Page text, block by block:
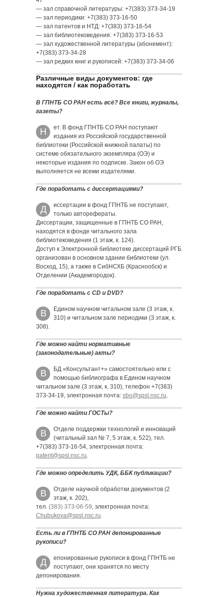
— зал справочной литературы: +7(383) 373-34-19
— зал периодики: +7(383) 373-16-50
— зал патентов и НТД: +7(383) 373-16-54
— зал библиотековедения: +7(383) 373-16-53
— зал художественной литературы (абонемент):
+7(383) 373-34-28
— зал редких книг и рукописей: +7(383) 373-34-06
Различные виды документов: где
находятся / как поработать
В ГПНТБ СО РАН есть всё? Все книги, журналы,
газеты?
Н
ет. В фонд ГПНТБ СО РАН поступают
издания из Российской государственной
библиотеки (Российской книжной палаты) по
системе обязательного экземпляра (ОЭ) и
некоторые издания по подписке. Закон об ОЭ
выполняется не всеми издателями.
Где поработать с диссертациями?
Д
иссертации в фонд ГПНТБ не поступают,
только авторефераты.
Диссертации, защищенные в ГПНТБ СО РАН,
находятся в фонде читального зала
библиотековедения (1 этаж, к. 124).
Доступ к Электронной библиотеке диссертаций РГБ
организован в основном здании библиотеки (ул.
Восход, 15), а также в СибНСХБ (Краснообск) и
Отделении (Академгородок).
Где поработать с CD и DVD?
В
Едином научном читальном зале (3 этаж, к.
310) и читальном зале периодики (3 этаж, к.
308).
Где можно найти нормативные
(законодательные) акты?
В
БД «Консультант+» самостоятельно или с
помощью библиографа в Едином научном
читальном зале (3 этаж, к. 310), телефон +7(383)
373-34-19, электронная почта: sbo@spsl.nsc.ru.
Где можно найти ГОСТы?
В
Отделе поддержки технологий и инноваций
(читальный зал № 7, 5 этаж, к. 522), тел.
+7(383) 373-16-54, электронная почта:
patent@spsl.nsc.ru.
Где можно определить УДК, ББК публикации?
В
Отделе научной обработки документов (2
этаж, к. 202),
тел. (383) 373-06-59, электронная почта:
Chubukova@spsl.nsc.ru.
Есть ли в ГПНТБ СО РАН депонированные
рукописи?
Д
епонированные рукописи в фонд ГПНТБ не
поступают, они хранятся по месту
депонирования.
Нужна художественная литература. Как